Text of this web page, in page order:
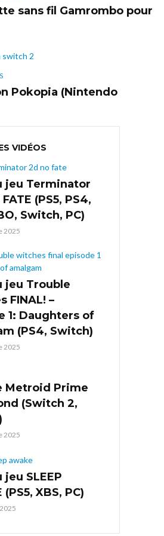
sans fil Gamrombo pour
Pokopia (Nintendo
VIDÉOS
jeu Terminator
(PS5, PS4,
Switch, PC)
2025
jeu Trouble
FINAL! –
1: Daughters of
(PS4, Switch)
2025
Metroid Prime
(Switch 2,
2025
jeu SLEEP
(PS5, XBS, PC)